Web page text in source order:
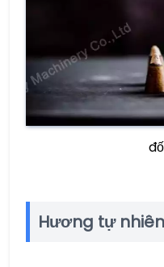
Hương tự nhiên